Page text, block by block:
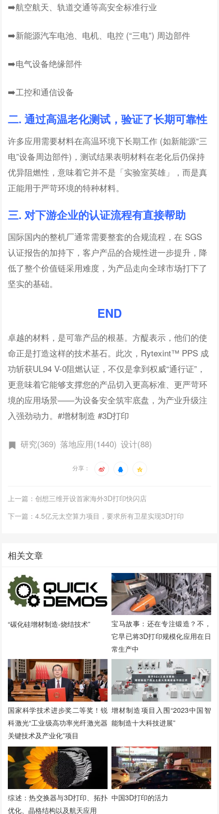
➡️航空航天、轨道交通等高安全标准行业
➡️新能源汽车电池、电机、电控 (“三电”) 周边部件
➡️电气设备绝缘部件
➡️工控和通信设备
二. 通过高温老化测试，验证了长期可靠性
许多应用需要材料在高温环境下长期工作 (如新能源“三
电”设备周边部件)，测试结果表明材料在老化后仍保持
优异阻燃性，意味着它并不是「实验室英雄」，而是真
正能用于严苛环境的特种材料。
三. 对下游企业的认证流程有直接帮助
国际国内的整机厂通常需要整套的合规流程，在 SGS
认证报告的加持下，客户产品的合规性进一步提升，降
低了整个价值链采用难度，为产品走向全球市场打下了
坚实的基础。
END
卓越的材料，是可靠产品的根基。方醍表示，他们的使
命正是打造这样的技术基石。此次，Rytexint™ PPS 成
功斩获UL94 V-0阻燃认证，不仅是拿到权威“通行证”，
更意味着它能够支撑您的产品切入更高标准、更严苛环
境的应用场景——为设备安全筑牢底盘，为产业升级注
入强劲动力。#增材制造 #3D打印
研究(369) 落地应用(1440) 设计(88)
分享：
上一篇：创想三维开设首家海外3D打印快闪店
下一篇：4.5亿元太空算力项目，要求所有卫星实现3D打印
相关文章
“碳化硅增材制造-烧结技术”
宝马故事：还在专注锻造？不，
它早已将3D打印规模化应用在日
常生产中
国家科学技术进步奖二等奖！锐
科激光“工业级高功率光纤激光器
关键技术及产业化”项目
增材制造项目入围“2023中国智
能制造十大科技进展”
综述：热交换器与3D打印、拓扑
优化、晶格结构以及航天应用
中国3D打印的活力